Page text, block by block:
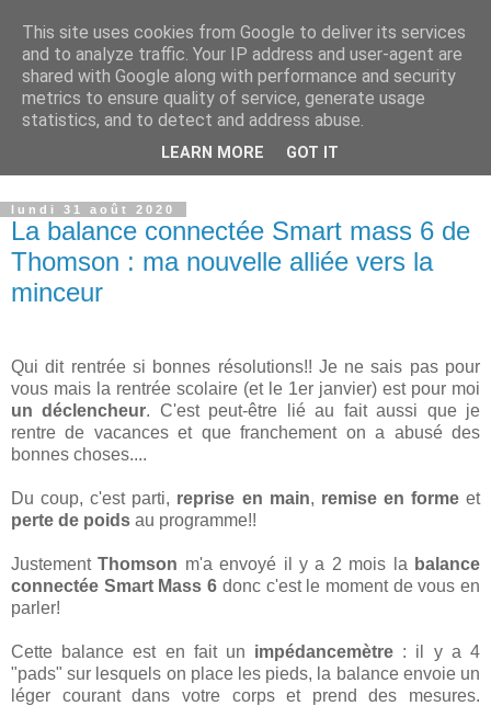
Petits génies en herbe
Blog parental vous présentant nos choix de vie que ce soit
dans le domaine de l'instruction, de nos voyages ou des
produits que nous proposons à nos enfants.
lundi 31 août 2020
La balance connectée Smart mass 6 de
Thomson : ma nouvelle alliée vers la
minceur
Qui dit rentrée si bonnes résolutions!! Je ne sais pas pour
vous mais la rentrée scolaire (et le 1er janvier) est pour moi
un déclencheur. C'est peut-être lié au fait aussi que je
rentre de vacances et que franchement on a abusé des
bonnes choses....
Du coup, c'est parti, reprise en main, remise en formeet
perte de poids au programme!!
JustementThomson m'a envoyé il y a 2 mois la balance
connectée Smart Mass 6 donc c'est le moment de vous en
parler!
Cette balance est en fait un impédancemètre : il y a 4
"pads" sur lesquels on place les pieds, la balance envoie un
léger courant dans votre corps et prend des mesures.
This site uses cookies from Google to deliver its services
and to analyze traffic. Your IP address and user-agent are
shared with Google along with performance and security
metrics to ensure quality of service, generate usage
statistics, and to detect and address abuse.
LEARN MORE GOT IT